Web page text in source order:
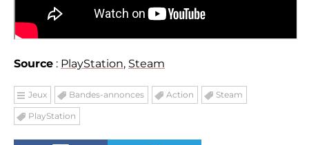
Source : PlayStation, Steam
Jeux Bandes-annonces Action Steam
PlayStation